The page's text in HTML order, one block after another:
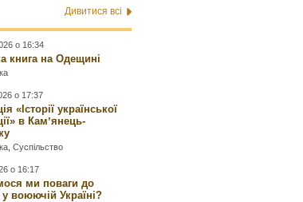
Дивитися всі
о 16:34
книга на Одещині
о 17:37
«Історії української
в Камʼянець-
,Суспільство
о 16:17
ми поваги до
у воюючій Україні?